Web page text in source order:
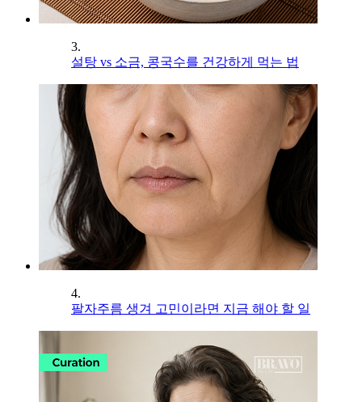
3.
설탕 vs 소금, 콩국수를 건강하게 먹는 법
4.
팔자주름 생겨 고민이라면 지금 해야 할 일